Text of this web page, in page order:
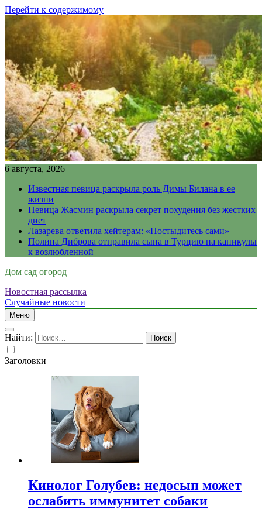
Перейти к содержимому
6 августа, 2026
Известная певица раскрыла роль Димы Билана в ее
жизни
Певица Жасмин раскрыла секрет похудения без жестких
диет
Лазарева ответила хейтерам: «Постыдитесь сами»
Полина Диброва отправила сына в Турцию на каникулы
к возлюбленной
Дом сад огород
Новостная рассылка
Случайные новости
Меню
Найти:
Заголовки
Кинолог Голубев: недосып может
ослабить иммунитет собаки